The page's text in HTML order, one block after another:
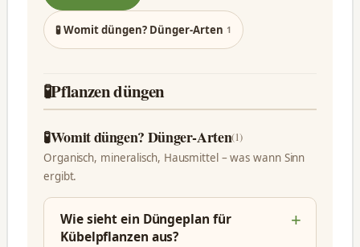
🧪 Womit düngen? Dünger-Arten 1
🧪Pflanzen düngen
🧪Womit düngen? Dünger-Arten(1)
Organisch, mineralisch, Hausmittel – was wann Sinn
ergibt.
Wie sieht ein Düngeplan für
Kübelpflanzen aus?